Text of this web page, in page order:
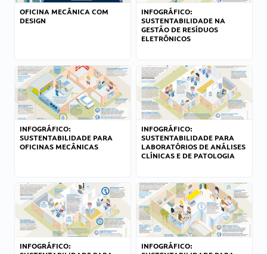
OFICINA MECÂNICA COM
DESIGN
INFOGRÁFICO:
SUSTENTABILIDADE NA
GESTÃO DE RESÍDUOS
ELETRÔNICOS
INFOGRÁFICO:
SUSTENTABILIDADE PARA
OFICINAS MECÂNICAS
INFOGRÁFICO:
SUSTENTABILIDADE PARA
LABORATÓRIOS DE ANÁLISES
CLÍNICAS E DE PATOLOGIA
INFOGRÁFICO:
INFOGRÁFICO: